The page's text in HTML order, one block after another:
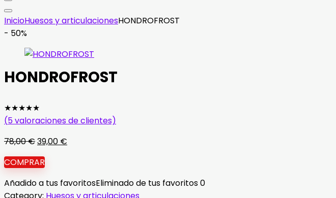
InicioHuesos y articulacionesHONDROFROST
- 50%
HONDROFROST
★★★★★
(5valoraciones de clientes)
78,00€El
precio
original
era:
78,00 €.
39,00 €
es:
39,00 €.
COMPRAR
Añadido a tus favoritosEliminado de tus favoritos0